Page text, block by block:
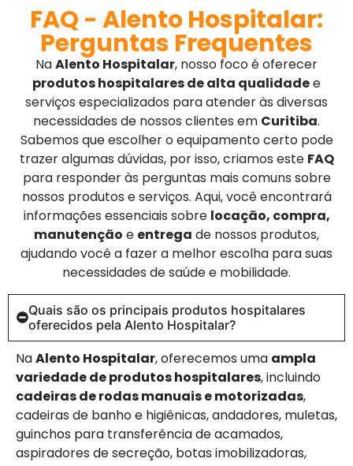
FAQ - Alento Hospitalar:
Perguntas Frequentes
NaAlento Hospitalar, nosso foco é oferecer
produtos hospitalares de alta qualidadee
serviços especializados para atender às diversas
necessidades de nossos clientes em Curitiba.
Sabemos que escolher o equipamento certo pode
trazer algumas dúvidas, por isso, criamos este FAQ
para responder às perguntas mais comuns sobre
nossos produtos e serviços. Aqui, você encontrará
informações essenciais sobre locação, compra,
manutenção e entrega de nossos produtos,
ajudando você a fazer a melhor escolha para suas
necessidades de saúde e mobilidade.
Quais são os principais produtos hospitalares
oferecidos pela Alento Hospitalar?
NaAlento Hospitalar, oferecemos uma ampla
variedade de produtos hospitalares, incluindo
cadeiras de rodas manuais e motorizadas,
cadeiras de banho e higiênicas, andadores, muletas,
guinchos para transferência de acamados,
aspiradores de secreção, botas imobilizadoras,